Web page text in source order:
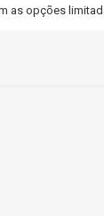
as opções